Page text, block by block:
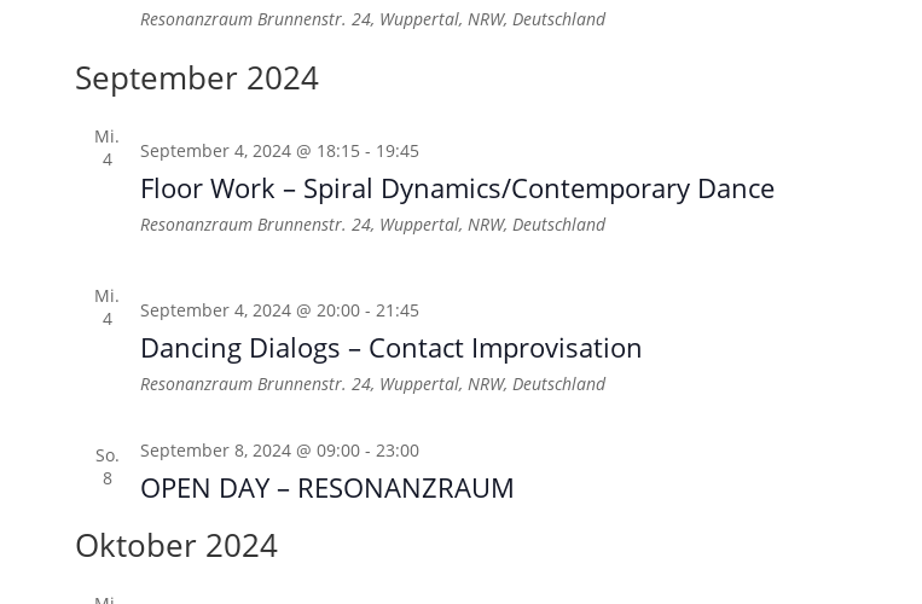
Resonanzraum Brunnenstr. 24, Wuppertal, NRW, Deutschland
September 2024
Mi.
4
September 4, 2024 @ 18:15 - 19:45
Floor Work – Spiral Dynamics/Contemporary Dance
Resonanzraum Brunnenstr. 24, Wuppertal, NRW, Deutschland
Mi.
4
September 4, 2024 @ 20:00- 21:45
Dancing Dialogs – Contact Improvisation
Resonanzraum Brunnenstr. 24, Wuppertal, NRW, Deutschland
So.
8
September 8, 2024 @ 09:00- 23:00
OPEN DAY – RESONANZRAUM
Oktober 2024